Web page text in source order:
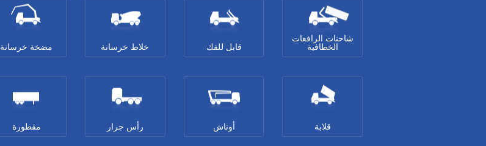
شاحنات الرافعات
الخطافية قابل للفك خلاط خرسانة مضخة خرسانة
قلابة أوناش رأس جرار مقطورة